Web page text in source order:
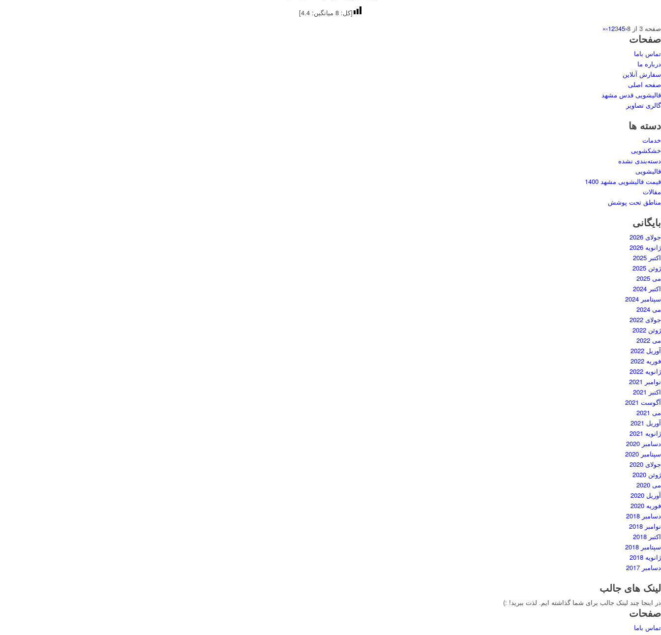
[کل:8 میانگین:4.4
]
صفحه 3 از 8
‹
12345
›
»
صفحات
تماس باما
درباره ما
سفارش آنلاین
صفحه اصلی
قالیشویی قدس مشهد
گالری تصاویر
دسته ها
خدمات
خشکشویی
دسته‌بندی نشده
قالیشویی
قیمت قالیشویی مشهد 1400
مقالات
مناطق تحت پوشش
بایگانی
جولای 2026
ژانویه 2026
اکتبر 2025
ژوئن 2025
می 2025
اکتبر 2024
سپتامبر 2024
می 2024
جولای 2022
ژوئن 2022
می 2022
آوریل 2022
فوریه 2022
ژانویه 2022
نوامبر 2021
اکتبر 2021
آگوست 2021
می 2021
آوریل 2021
ژانویه 2021
دسامبر 2020
سپتامبر 2020
جولای 2020
ژوئن 2020
می 2020
آوریل 2020
فوریه 2020
دسامبر 2018
نوامبر 2018
اکتبر 2018
سپتامبر 2018
ژانویه 2018
دسامبر 2017
لینک های جالب
در اینجا چند لینک جالب برای شما گذاشته ایم. لذت ببرید! :)
صفحات
تماس باما